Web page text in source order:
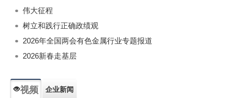
伟大征程
树立和践行正确政绩观
2026年全国两会有色金属行业专题报道
2026新春走基层
视频 企业新闻